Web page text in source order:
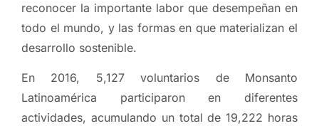
reconocer la importante labor que desempeñan en
todo el mundo, y las formas en que materializan el
desarrollo sostenible.
En 2016, 5,127 voluntarios de Monsanto
Latinoamérica participaron en diferentes
actividades, acumulando un total de 19,222 horas